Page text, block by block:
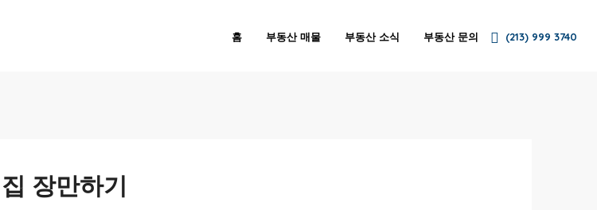
홈 부동산 매물 부동산 소식 부동산 문의 (213) 999 3740
장만하기